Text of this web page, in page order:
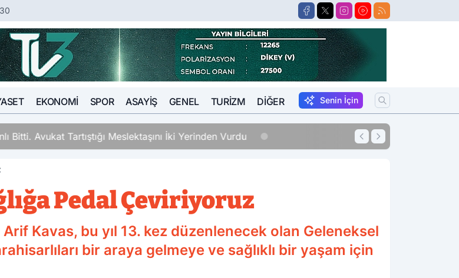
EKONOMI SPOR ASAYIŞ GENEL TURIZM DIĞER Senin İçin
Bitti. Avukat Tartıştığı Meslektaşını İki Yerinden Vurdu 12:33
Pedal Çeviriyoruz
Kavas, bu yıl 13. kez düzenlenecek olan Geleneksel
bir araya gelmeye ve sağlıklı bir yaşam için